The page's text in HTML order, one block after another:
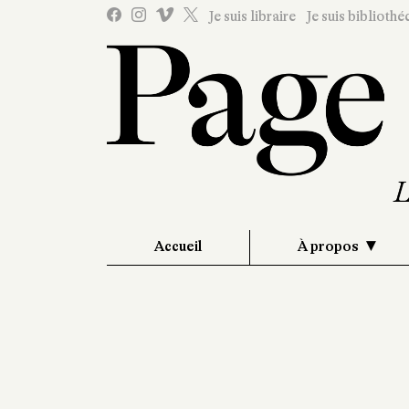
Je suis libraire Je suis
Accueil À propos